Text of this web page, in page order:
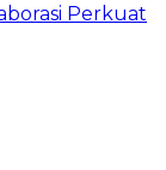
Perkuat